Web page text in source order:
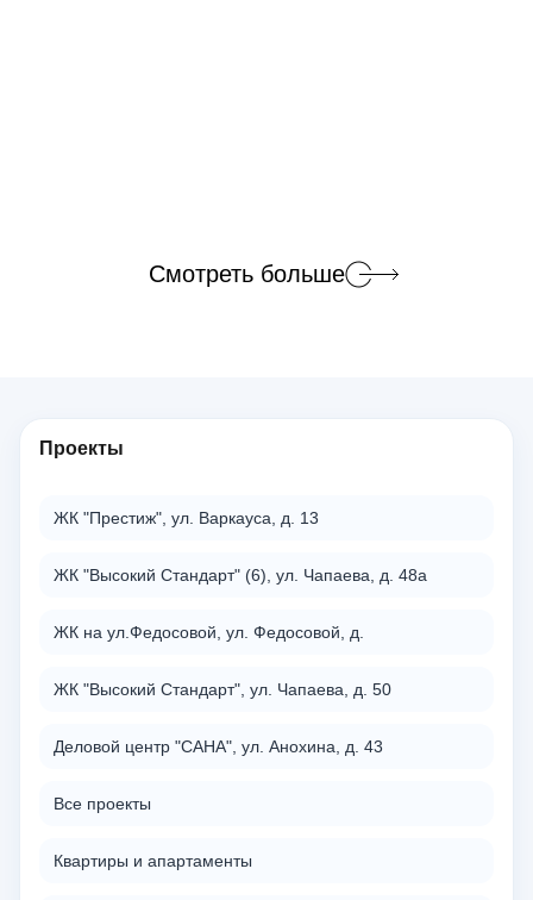
Смотреть больше
Проекты
ЖК "Престиж", ул. Варкауса, д. 13
ЖК "Высокий Стандарт" (6), ул. Чапаева, д. 48а
ЖК на ул.Федосовой, ул. Федосовой, д.
ЖК "Высокий Стандарт", ул. Чапаева, д. 50
Деловой центр "САНА", ул. Анохина, д. 43
Все проекты
Квартиры и апартаменты